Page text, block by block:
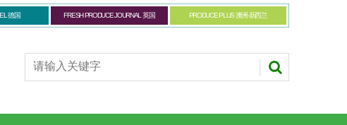
德国 FRESH PRODUCE JOURNAL 英国 PRODUCE PLUS 澳洲-新西兰